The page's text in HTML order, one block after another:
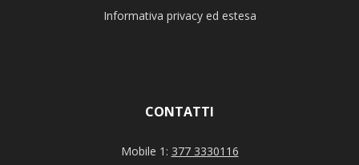
Informativa privacy ed estesa
CONTATTI
Mobile 1: 377 3330116